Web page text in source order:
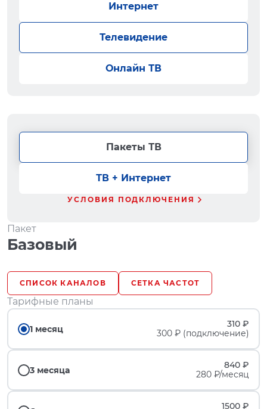
Интернет
Телевидение
Онлайн ТВ
Пакеты ТВ
ТВ + Интернет
УСЛОВИЯ ПОДКЛЮЧЕНИЯ
Пакет
Базовый
СПИСОК КАНАЛОВ СЕТКА ЧАСТОТ
Тарифные планы
1 месяц
310 ₽
300 ₽ (подключение)
3 месяца
840 ₽
280 ₽/месяц
1500 ₽